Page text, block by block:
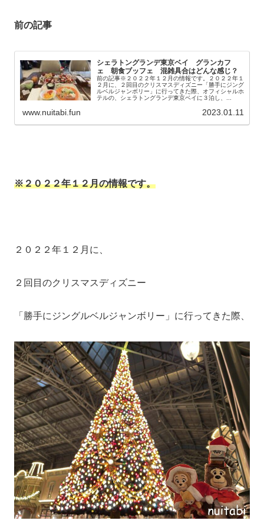
前の記事
シェラトングランデ東京ベイ グランカフ
ェ 朝食ブッフェ 混雑具合はどんな感じ？
前の記事※２０２２年１２月の情報です。２０２２年１
２月に、２回目のクリスマスディズニー「勝手にジング
ルベルジャンボリー」に行ってきた際、オフィシャルホ
テルの、シェラトングランデ東京ベイに３泊し、...
www.nuitabi.fun 2023.01.11
※２０２２年１２月の情報です。
２０２２年１２月に、
２回目のクリスマスディズニー
「勝手にジングルベルジャンボリー」に行ってきた際、